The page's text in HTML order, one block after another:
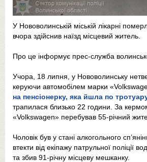
У Нововолинській міській лікарні
вчора здійснив наїзд місцевий житель.
Про це інформує прес-служба
Учора, 18 липня, у Нововолинську
керуючи автомобілем марки
на пенсіонерку, яка йшла по
трапилася близько 22 години. За
«Volkswagen» перебував 55-річний
Чоловік був у стані алкогольного
втекти від екіпажу патрульної поліції
та збив 91-річну місцеву мешканку.